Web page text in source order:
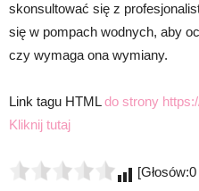
skonsultować się z
się w pompach wodnych, aby
czy wymaga ona wymiany.
Link tagu HTMLdo strony
Kliknij tutaj